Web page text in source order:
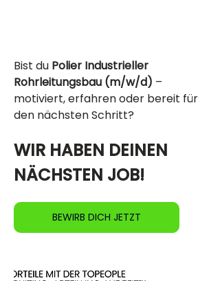
Bist du Polier Industrieller
Rohrleitungsbau (m/w/d) –
motiviert, erfahren oder bereit für
den nächsten Schritt?
WIR HABEN DEINEN
NÄCHSTEN JOB!
BEWIRB DICH JETZT